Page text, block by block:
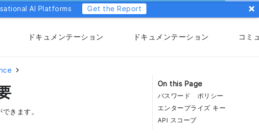
ドキュメンテーション ドキュメンテーション コミ
きます。
On this Page
パスワード ポリシー
エンタープライズ キー
API スコープ
AI Platforms Get the Report